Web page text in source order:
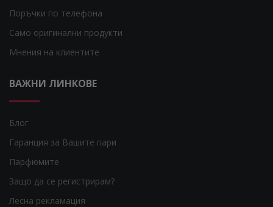
Поръчки по телефона
Само оригинални продукти
Мнения на клиентите
ВАЖНИ ЛИНКОВЕ
Блог
Гаранция за Вашите пари
Парфюмите
Защо да се регистрирам?
Лесна рекламация